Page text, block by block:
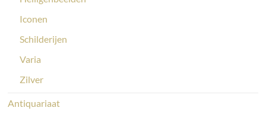
Iconen
Schilderijen
Varia
Zilver
Antiquariaat